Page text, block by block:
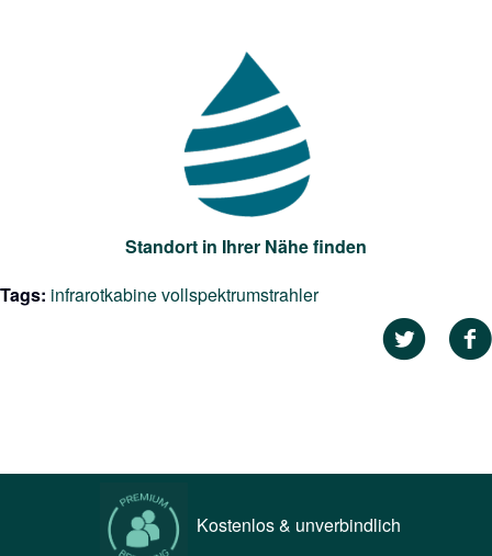
Standort in Ihrer Nähe finden
Tags: infrarotkabine vollspektrumstrahler
Kostenlos & unverbindlich